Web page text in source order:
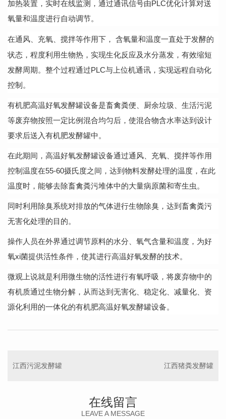
加热装置，实时在线监测，通过通讯信号由PLC优化计算对送
氧量和温度进行自动调节。
在通风、充氧、搅拌等作用下， 含氧量和温度一直处于发酵的
状态，程度利用生物热，实现生化反应及水分蒸发，有效缩短
发酵周期。整个过程通过PLC与上位机通讯，实现远程自动化
控制。
有机肥高温好氧发酵罐设备是畜禽粪便、厨余垃圾、生活污泥
等废弃物按照一定比例混合均匀后，使混合物含水率达到设计
要求后送入有机肥发酵罐中。
在此期间，高温好氧发酵罐设备通过通风、充氧、搅拌等作用
控制温度在55-60摄氏度之间，达到物料发酵处理的温度，在此
温度时，能够去除畜禽粪污堆体中的大量病原菌和寄生虫。
同时利用除臭系统对排放的气体进行生物除臭，达到畜禽粪污
无害化处理的目的。
操作人员在外界通过调节原料的水分、氧气含量和温度，为好
氧xi菌提供活性条件，使其进行高温好氧发酵的技术。
微观上说就是利用微生物的活性进行有氧呼吸，将废弃物中的
有机质通过生物分解，从而达到无害化、稳定化、减量化、资
源化利用的一体化的有机肥高温好氧发酵罐设备。
江西污泥发酵罐 江西猪粪发酵罐
在线留言
LEAVE A MESSAGE